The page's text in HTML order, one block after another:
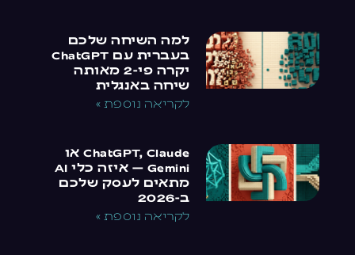
למה השיחה שלכם
בעברית עם ChatGPT
יקרה פי-2 מאותה
שיחה באנגלית
לקריאה נוספת »
ChatGPT, Claude או
Gemini — איזה כלי AI
מתאים לעסק שלכם
ב-2026
לקריאה נוספת »